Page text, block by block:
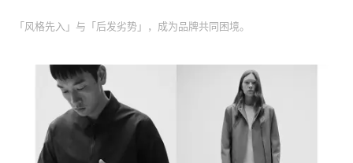
「风格先入」与「后发劣势」，成为品牌共同困境。